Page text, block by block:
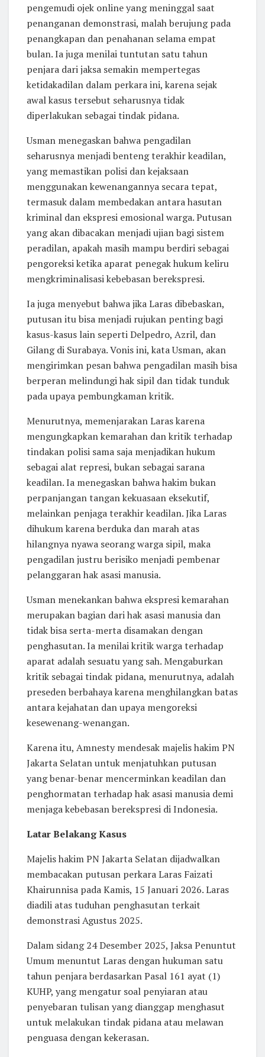
pengemudi ojek online yang meninggal saat
penanganan demonstrasi, malah berujung pada
penangkapan dan penahanan selama empat
bulan. Ia juga menilai tuntutan satu tahun
penjara dari jaksa semakin mempertegas
ketidakadilan dalam perkara ini, karena sejak
awal kasus tersebut seharusnya tidak
diperlakukan sebagai tindak pidana.
Usman menegaskan bahwa pengadilan
seharusnya menjadi benteng terakhir keadilan,
yang memastikan polisi dan kejaksaan
menggunakan kewenangannya secara tepat,
termasuk dalam membedakan antara hasutan
kriminal dan ekspresi emosional warga. Putusan
yang akan dibacakan menjadi ujian bagi sistem
peradilan, apakah masih mampu berdiri sebagai
pengoreksi ketika aparat penegak hukum keliru
mengkriminalisasi kebebasan berekspresi.
Ia juga menyebut bahwa jika Laras dibebaskan,
putusan itu bisa menjadi rujukan penting bagi
kasus-kasus lain seperti Delpedro, Azril, dan
Gilang di Surabaya. Vonis ini, kata Usman, akan
mengirimkan pesan bahwa pengadilan masih bisa
berperan melindungi hak sipil dan tidak tunduk
pada upaya pembungkaman kritik.
Menurutnya, memenjarakan Laras karena
mengungkapkan kemarahan dan kritik terhadap
tindakan polisi sama saja menjadikan hukum
sebagai alat represi, bukan sebagai sarana
keadilan. Ia menegaskan bahwa hakim bukan
perpanjangan tangan kekuasaan eksekutif,
melainkan penjaga terakhir keadilan. Jika Laras
dihukum karena berduka dan marah atas
hilangnya nyawa seorang warga sipil, maka
pengadilan justru berisiko menjadi pembenar
pelanggaran hak asasi manusia.
Usman menekankan bahwa ekspresi kemarahan
merupakan bagian dari hak asasi manusia dan
tidak bisa serta-merta disamakan dengan
penghasutan. Ia menilai kritik warga terhadap
aparat adalah sesuatu yang sah. Mengaburkan
kritik sebagai tindak pidana, menurutnya, adalah
preseden berbahaya karena menghilangkan batas
antara kejahatan dan upaya mengoreksi
kesewenang-wenangan.
Karena itu, Amnesty mendesak majelis hakim PN
Jakarta Selatan untuk menjatuhkan putusan
yang benar-benar mencerminkan keadilan dan
penghormatan terhadap hak asasi manusia demi
menjaga kebebasan berekspresi di Indonesia.
Latar Belakang Kasus
Majelis hakim PN Jakarta Selatan dijadwalkan
membacakan putusan perkara Laras Faizati
Khairunnisa pada Kamis, 15 Januari 2026. Laras
diadili atas tuduhan penghasutan terkait
demonstrasi Agustus 2025.
Dalam sidang 24 Desember 2025, Jaksa Penuntut
Umum menuntut Laras dengan hukuman satu
tahun penjara berdasarkan Pasal 161 ayat (1)
KUHP, yang mengatur soal penyiaran atau
penyebaran tulisan yang dianggap menghasut
untuk melakukan tindak pidana atau melawan
penguasa dengan kekerasan.